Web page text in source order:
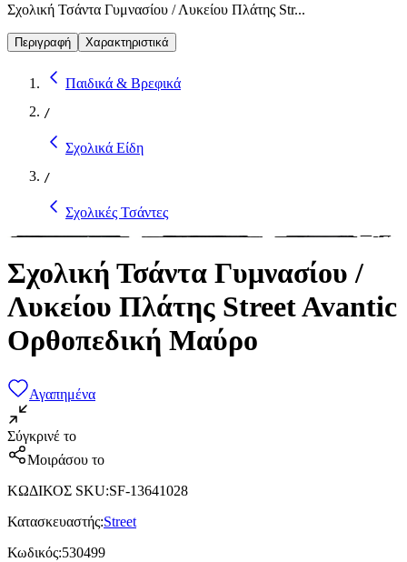
Σχολική Τσάντα Γυμνασίου / Λυκείου Πλάτης Str...
Περιγραφή Χαρακτηριστικά
Παιδικά & Βρεφικά
/
Σχολικά Είδη
/
Σχολικές Τσάντες
Σχολική Τσάντα Γυμνασίου /
Λυκείου Πλάτης Street Avantic
Ορθοπεδική Μαύρο
Αγαπημένα
Σύγκρινέ το
Μοιράσου το
ΚΩΔΙΚΟΣ SKU:SF-13641028
Κατασκευαστής:Street
Κωδικός:530499